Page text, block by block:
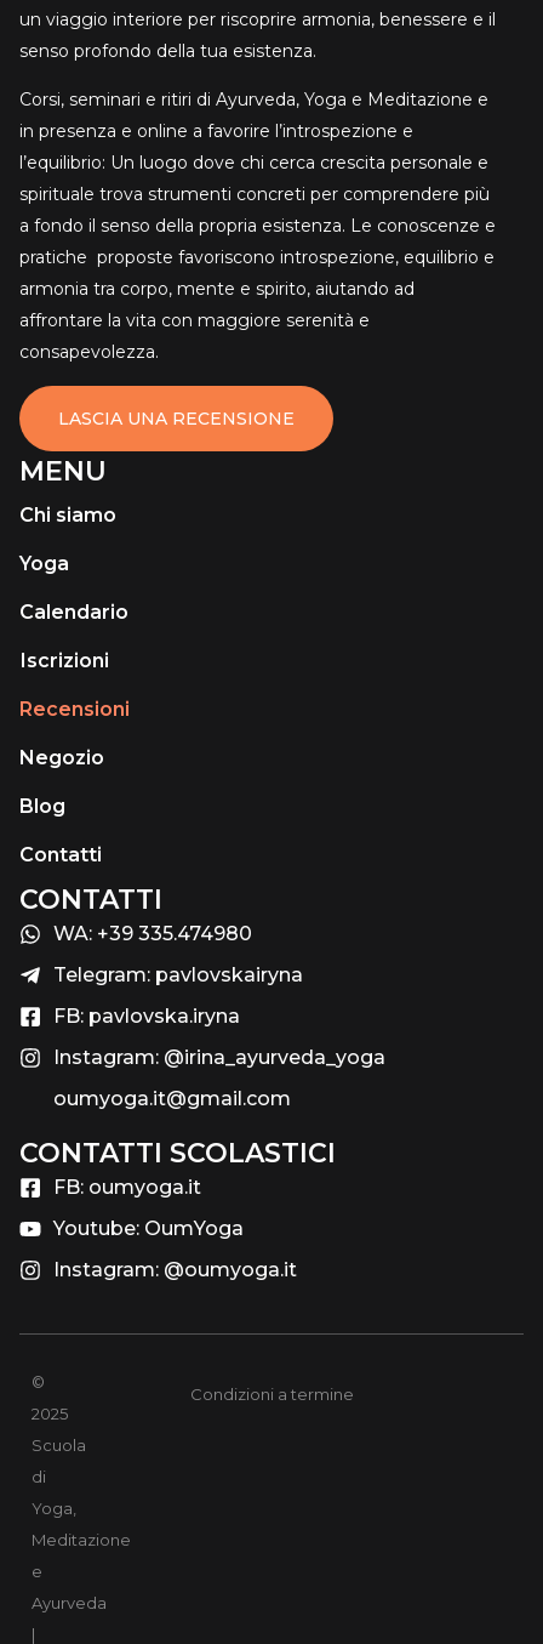
un viaggio interiore per riscoprire armonia, benessere e il
senso profondo della tua esistenza.
Corsi, seminari e ritiri di Ayurveda, Yoga e Meditazione e
in presenza e online a favorire l’introspezione e
l’equilibrio: Un luogo dove chi cerca crescita personale e
spirituale trova strumenti concreti per comprendere più
a fondo il senso della propria esistenza. Le conoscenze e
pratiche proposte favoriscono introspezione, equilibrio e
armonia tra corpo, mente e spirito, aiutando ad
affrontare la vita con maggiore serenità e
consapevolezza.
LASCIA UNA RECENSIONE
MENU
Chi siamo
Yoga
Calendario
Іscrizioni
Recensioni
Negozio
Blog
Contatti
CONTATTI
WA: +39 335.474980
Telegram: pavlovskairyna
FB: pavlovska.iryna
Instagram: @irina_ayurveda_yoga
oumyoga.it@gmail.com
CONTATTI SCOLASTICI​
FB: oumyoga.it
Youtube: OumYoga
Instagram: @oumyoga.it
©
2025
Scuola
di
Yoga,
Meditazione
e
Ayurveda
|
Condizioni a termine